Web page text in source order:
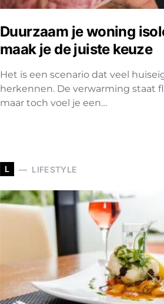
Duurzaam je woning
maak je de juiste keuze
Het is een scenario dat veel
herkennen. De verwarming staat
maar toch voel je een…
L LIFESTYLE